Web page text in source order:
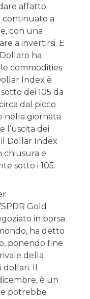
affatto
continuato a
con una
a invertirsi. E
ha
commodities
Index è
dei 105 da
dal picco
nella giornata
l’uscita dei
Dollar Index
chiusura e
sotto i 105.
Gold
in borsa
ha detto
ponendo fine
della
Il
è un
potrebbe